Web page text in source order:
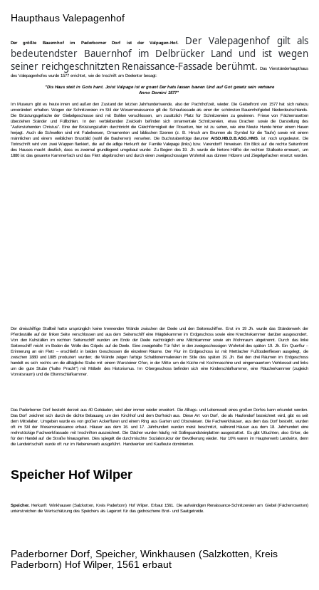
Haupthaus Valepagenhof
Der größte Bauernhof im Paderborner Dorf ist der Valpagen-Hof.
Der Valepagenhof gilt als
bedeutendster Bauernhof im Delbrücker Land und ist wegen
seiner reichgeschnitzten Renaissance-Fassade berühmt.Das Vierständerhaupthaus
des Valepagenhofes wurde 1577 errichtet, wie die Inschrift am Deelentor besagt:
"Dis Haus steit in Gots hant. Joist Valpage ist er gnant Der hats lassen bawen Und auf Got gesetz sein vertrawe
Anno Domini 1577"
Im Museum gibt es heute innen und außen den Zustand der letzten Jahrhundertwende, also der Pachthofzeit, wieder. Die Giebelfront von 1577 hat sich nahezu
unverändert erhalten. Wegen der Schnitzereien im Stil der Weserrenaissance gilt die Schaufassade als einer der schönsten Bauernhofgiebel Niederdeutschlands.
Die Brüstungsgefache der Giebelgeschosse sind mit Bohlen verschlossen, um zusätzlich Platz für Schnitzereien zu gewinnen. Friese von Fächerrosetten
überziehen Ständer und Füllbohlen. In den verbleibenden Zwickeln befinden sich ornamentale Schnitzereien, etwa Drachen sowie die Darstellung des
"Auferstehenden Christus". Eine der Brüstungstafeln durchbricht die Gleichförmigkeit der Rosetten, hier ist zu sehen, wie eine Meute Hunde hinter einem Hasen
herjagt. Auch die Schwellen sind mit Fabelwesen, Ornamenten und biblischen Szenen (z. B. Hirsch am Brunnen als Symbol für die Taufe) sowie mit einem
männlichen und einem weiblichen Brustbild (wohl die Bauherren) versehen. Die Buchstabenfolge darunterAISD.HB.D.B.ASG.HMS . ist noch ungedeutet. Die
Torinschrift wird von zwei Wappen flankiert, die auf die adlige Herkunft der Familie Valepage (links) bzw. Varendorff hinweisen. Ein Blick auf die rechte Seitenfront
des Hauses macht deutlich, dass es zweimal grundlegend umgebaut wurde: Zu Beginn des 19. Jh. wurde die hintere Hälfte der rechten Stallseite erneuert, um
1880 ist das gesamte Kammerfach und das Flett abgebrochen und durch einen zweigeschossigen Wohnteil aus dünnen Hölzern und Ziegelgefachen ersetzt worden.
Der dreischiffige Stallteil hatte ursprünglich keine trennenden Wände zwischen der Deele und den Seitenschiffen. Erst im 19 Jh. wurde das Ständerwerk der
Pferdeställe auf der linken Seite verschlossen und aus dem Seitenschiff eine Mägdekammer im Erdgeschoss sowie eine Knechtekammer darüber ausgesondert.
Von den Kuhställen im rechten Seitenschiff wurden am Ende der Deele nachträglich eine Milchkammer sowie ein Wohnraum abgetrennt. Durch das linke
Seitenschiff reicht im Boden die Welle des Göpels auf die Deele. Eine zweigeteilte Tür führt in den zweigeschossigen Wohnteil des späten 19. Jh. Ein Querflur –
Erinnerung an ein Flett – erschließt in beiden Geschossen die einzelnen Räume. Der Flur im Erdgeschoss ist mit Mettlacher Fußbodenfliesen ausgelegt, die
zwischen 1880 und 1885 produziert wurden; die Wände zeigen farbige Schablonenmalereien im Stile des späten 19. Jh. Bei den drei Räumen im Erdgeschoss
handelt es sich rechts um die alltägliche Stube mit einem Warsteiner Ofen, in der Mitte um die Küche mit Kochmaschine und eingemauertem Viehkessel und links
um die gute Stube ("kalte Pracht") mit Möbeln des Historismus. Im Obergeschoss befinden sich eine Kinderschlafkammer, eine Räucherkammer (zugleich
Vorratsraum) und die Elternschlafkammer.
Das Paderborner Dorf besteht derzeit aus 40 Gebäuden, wird aber immer wieder erweitert. Die Alltags- und Lebenswelt eines großen Dorfes kann erkundet werden.
Das Dorf zeichnet sich durch die dichte Bebauung um den Kirchhof und dem Dorfteich aus. Diese Art von Dorf, die als Haufendorf bezeichnet wird, gibt es seit
dem Mittelalter. Umgeben wurde es von großen Ackerfluren und einem Ring aus Garten und Obstwiesen. Die Fachwerkhäuser, aus dem das Dorf besteht, wurden
oft im Stil der Weserrenaissance erbaut. Häuser aus dem 16. und 17. Jahrhundert wurden meist beschnitzt, während Häuser aus dem 18. Jahrhundert eine
mehrstöckige Fachwerkfassade mit Inschriften auszeichnet. Die Dächer wurden häufig mit Sollingsandsteinplatten ausgestattet. Es gibt Utluchten, also Erker, die
für den Handel auf die Straße hinausgehen. Dies spiegelt die durchmischte Sozialstruktur der Bevölkerung wieder. Nur 10% waren im Haupterwerb Landwirte, denn
die Landwirtschaft wurde oft nur im Nebenerwerb ausgeführt. Handwerker und Kaufleute dominierten.
Speicher Hof Wilper
Speicher. Herkunft Winkhausen (Salzkotten, Kreis Paderborn) Hof Wilper. Erbaut 1561. Die aufwändigen Renaissance-Schnitzereien am Giebel (Fächerrosetten)
unterstreichen die Wertschätzung des Speichers als Lagerort für das gedroschene Brot- und Saatgetreide.
Paderborner Dorf, Speicher, Winkhausen (Salzkotten, Kreis
Paderborn) Hof Wilper, 1561 erbaut